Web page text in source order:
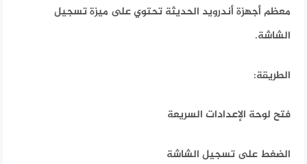
معظم أجهزة أندرويد الحديثة تحتوي على ميزة تسجيل
الشاشة.
الطريقة:
فتح لوحة الإعدادات السريعة
الضغط على تسجيل الشاشة